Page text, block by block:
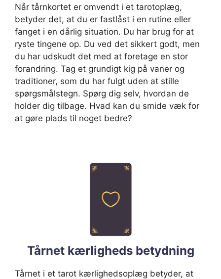
Når tårnkortet er omvendt i et tarotoplæg,
betyder det, at du er fastlåst i en rutine eller
fanget i en dårlig situation. Du har brug for at
ryste tingene op. Du ved det sikkert godt, men
du har udskudt det med at foretage en stor
forandring. Tag et grundigt kig på vaner og
traditioner, som du har fulgt uden at stille
spørgsmålstegn. Spørg dig selv, hvordan de
holder dig tilbage. Hvad kan du smide væk for
at gøre plads til noget bedre?
Tårnet kærligheds betydning
Tårnet i et tarot kærlighedsoplæg betyder, at